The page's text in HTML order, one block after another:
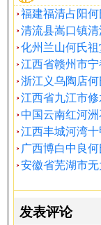
福建福清占阳何
清流县嵩口镇
化州兰山何氏
江西省赣州市
浙江义乌陶店何
江西省九江市
中国云南红河
江西丰城河湾
广西博白中良
安徽省芜湖市
发表评论